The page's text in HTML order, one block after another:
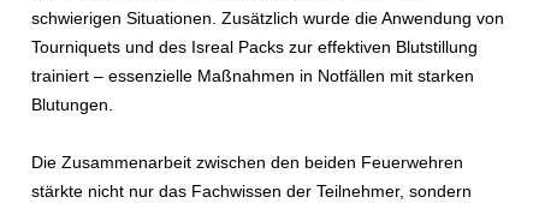
schwierigen Situationen. Zusätzlich wurde die Anwendung von
Tourniquets und des Isreal Packs zur effektiven Blutstillung
trainiert – essenzielle Maßnahmen in Notfällen mit starken
Blutungen.
Die Zusammenarbeit zwischen den beiden Feuerwehren
stärkte nicht nur das Fachwissen der Teilnehmer, sondern